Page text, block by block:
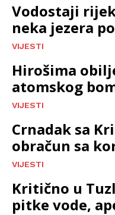
Vodostaji
neka jezera
VIJESTI
Hirošima
atomskog
VIJESTI
Crnadak sa
obračun sa
VIJESTI
Kritično u
pitke vode,